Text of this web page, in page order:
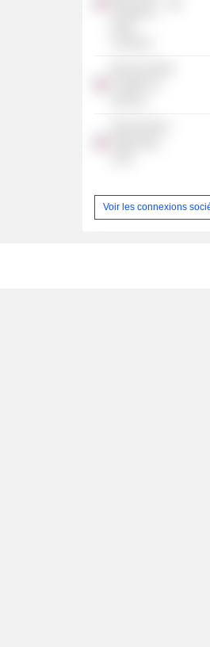
Voir les connexions